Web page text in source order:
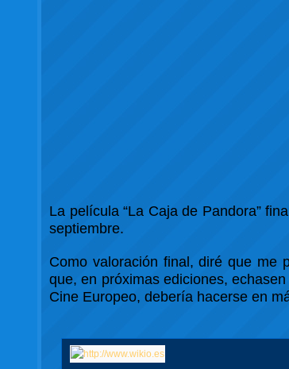
La película “La Caja de Pandora”
septiembre.
Como valoración final, diré que me
que, en próximas ediciones,
Cine Europeo, debería hacerse en